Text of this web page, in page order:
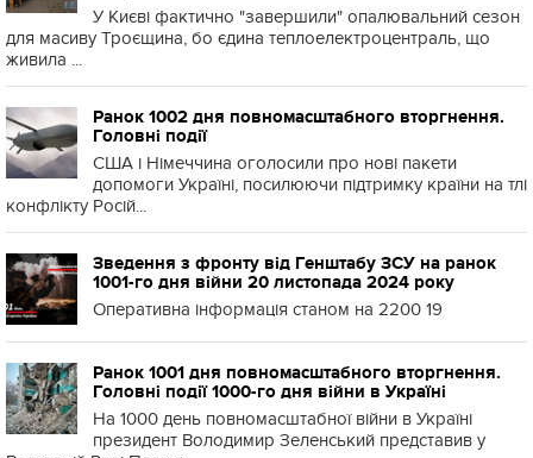
У Києві фактично "завершили" опалювальний сезон
для масиву Троєщина, бо єдина теплоелектроцентраль, що
живила ...
Ранок 1002 дня повномасштабного вторгнення.
Головні події
США і Німеччина оголосили про нові пакети
допомоги Україні, посилюючи підтримку країни на тлі
конфлікту Росій...
Зведення з фронту від Генштабу ЗСУ на ранок
1001-го дня війни 20 листопада 2024 року
Оперативна інформація станом на 2200 19
Ранок 1001 дня повномасштабного вторгнення.
Головні події 1000-го дня війни в Україні
На 1000 день повномасштабної війни в Україні
президент Володимир Зеленський представив у